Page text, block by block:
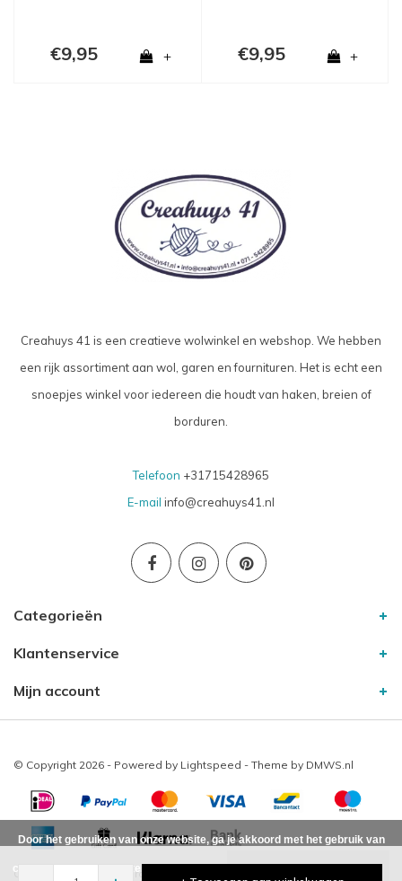
€9,95 + €9,95 +
Creahuys 41 is een creatieve wolwinkel en webshop. We hebben
een rijk assortiment aan wol, garen en fournituren. Het is echt een
snoepjes winkel voor iedereen die houdt van haken, breien of
borduren.
Telefoon +31715428965
E-mail info@creahuys41.nl
Categorieën
Klantenservice
Mijn account
© Copyright 2026 - Powered by Lightspeed - Theme by DMWS.nl
Creahuys41 beoordelingen op
Door het gebruiken van onze website, ga je akkoord met het gebruik van
cookies om onze website te verbeteren.